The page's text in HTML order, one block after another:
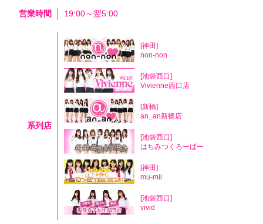
営業時間 19:00～翌5:00
系列店
[神田]
non-non
[池袋西口]
Vivienne西口店
[新橋]
an_an新橋店
[池袋西口]
はちみつくろーばー
[神田]
mu-mii
[池袋西口]
vivid